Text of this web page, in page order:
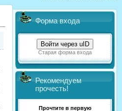
Форма входа
Войти через uID
Старая форма входа
Рекомендуем
прочесть!
Прочтите в первую